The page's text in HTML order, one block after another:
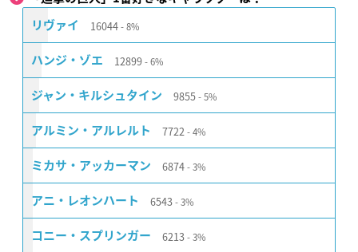
リヴァイ 16044 8%
ハンジ・ゾエ 12899 6%
ジャン・キルシュタイン 9855 5%
アルミン・アルレルト 7722 4%
ミカサ・アッカーマン 6874 3%
アニ・レオンハート 6543 3%
コニー・スプリンガー 6213 3%